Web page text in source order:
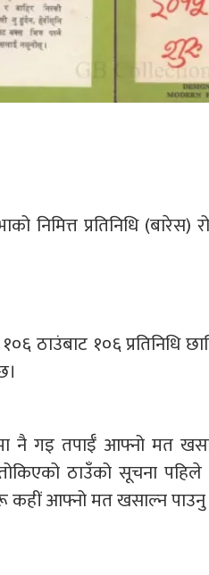
प्रतिनिधि (बारेस)
१०६ ठाउंबाट १०६ प्रतिनिधि
नै गइ तपाईँ आफ्नो मत
ठाउँको सूचना पहिले
कहीं आफ्नो मत खसाल्न